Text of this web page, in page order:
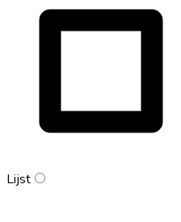
Lijst